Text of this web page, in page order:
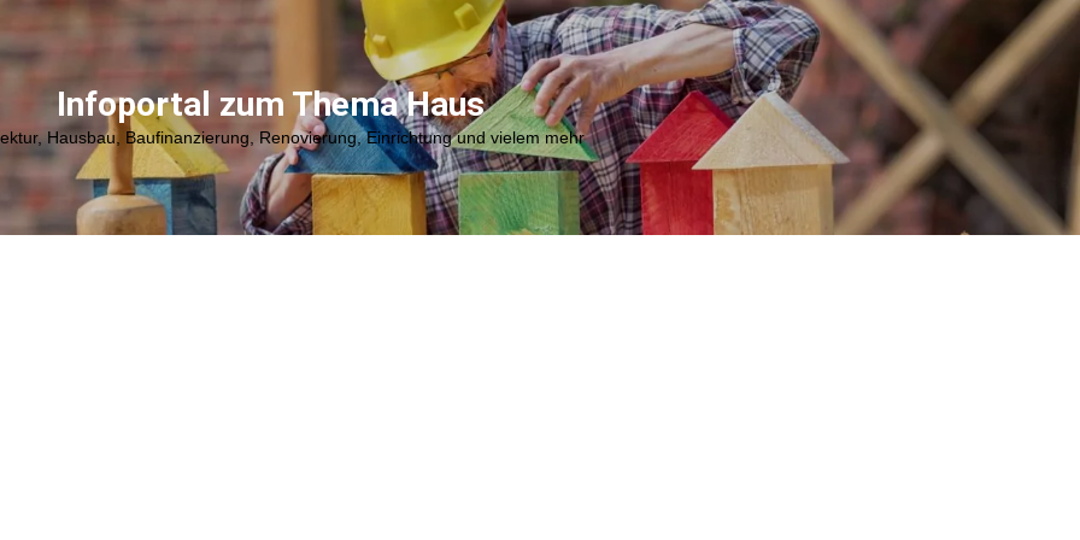
Infoportal zum Thema Haus
Hausbau, Baufinanzierung, Renovierung, Einrichtung und vielem mehr